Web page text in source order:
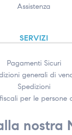
Assistenza
SERVIZI
Pagamenti Sicuri
generali di
Spedizioni
per le persone
nostra